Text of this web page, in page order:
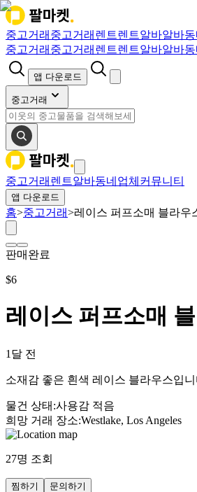
중고거래 중고거래 렌트렌트알바알바
중고거래 중고거래 렌트렌트알바알바
앱 다운로드
중고거래
중고거래 렌트알바동네업체 커뮤니티
앱 다운로드
홈>중고거래>레이스 퍼프소매 블라우
판매완료
$6
레이스 퍼프소매
1달 전
소재감 좋은 흰색 레이스 블라우스입
물건 상태 :사용감 적음
희망 거래 장소:Westlake, Los Angeles
27명 조회
찜하기 문의하기